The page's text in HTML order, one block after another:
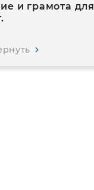
и грамота для